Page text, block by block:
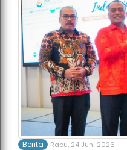
Berita Rabu, 24 Juni 2026